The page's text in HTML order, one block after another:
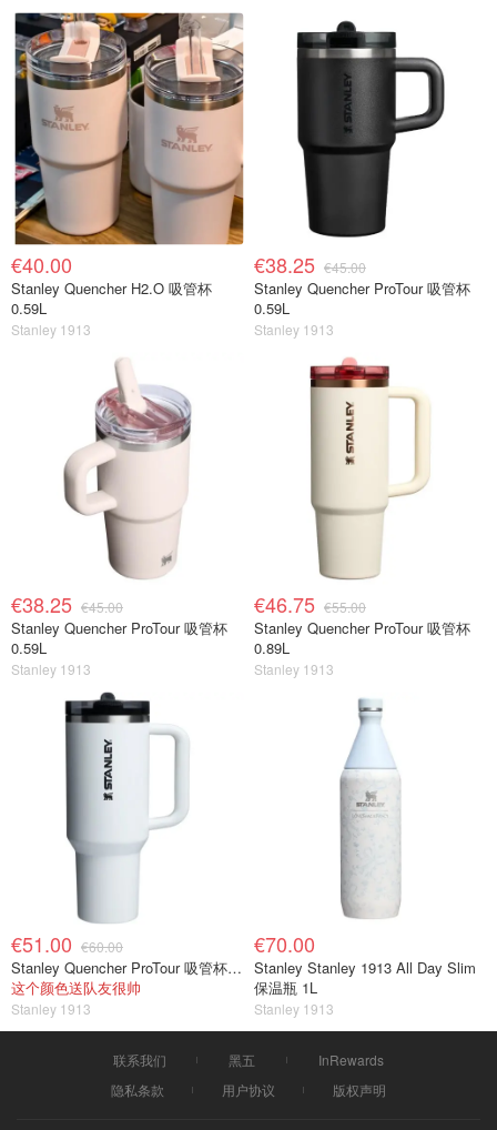
€40.00
Stanley Quencher H2.O 吸管杯
0.59L
Stanley 1913
€38.25 €45.00
Stanley Quencher ProTour 吸管杯
0.59L
Stanley 1913
€38.25 €45.00
Stanley Quencher ProTour 吸管杯
0.59L
Stanley 1913
€46.75 €55.00
Stanley Quencher ProTour 吸管杯
0.89L
Stanley 1913
€51.00 €60.00
Stanley Quencher ProTour 吸管杯 1.18L
这个颜色送队友很帅
Stanley 1913
€70.00
Stanley Stanley 1913 All Day Slim
保温瓶 1L
Stanley 1913
联系我们 黑五
InRewards
隐私条款
用户协议 版权声明